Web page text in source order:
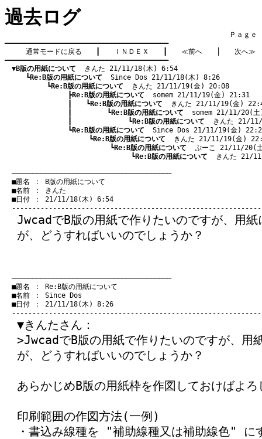
過去ログ
Ｐａｇｅ
━━━━━━━━━━━━━━━━━━━━━━━━━━━━━━━━━━━━━━━━
通常モードに戻る
ＩＮＤＥＸ ≪前へ
次へ≫
━━━━━━━━━━━━━━━━━━━━━━━━━━━━━━━━━━━━━━━━
▼B版の用紙について
  きんた 21/11/18(木) 6:54
┗Re:B版の用紙について
  Since Dos 21/11/18(木) 8:26
┗Re:B版の用紙について
  きんた 21/11/19(金) 20:08
┣Re:B版の用紙について
  somem 21/11/19(金) 21:31
┃　　┗Re:B版の用紙について
きんた 21/11/19(金)
┃　　　　　┗Re:B版の用紙について
somem 21/11/20(
┃　　　　　　　　┗Re:B版の用紙について
きんた 21/
┗Re:B版の用紙について
Since Dos 21/11/19(金)
┗Re:B版の用紙について
きんた 21/11/19(金)
┗Re:B版の用紙について
ぷーこ 21/11/20(
┗Re:B版の用紙について
きんた 21/
───────────────────────────────────────
■題名 ： B版の用紙について
■名前 ： きんた
■日付 ： 21/11/18(木) 6:54
JwcadでB版の用紙で作りたいのですが、用
が、どうすればいいのでしょうか？
───────────────────────────────────────
■題名 ： Re:B版の用紙について
■名前 ： Since Dos
■日付 ： 21/11/18(木) 8:26
▼きんたさん：
>JwcadでB版の用紙で作りたいのですが、用
が、どうすればいいのでしょうか？
あらかじめB版の用紙枠を作図しておけばよろ
印刷範囲の作図方法(一例)
・書込み線種を "補助線種又は補助線色" に